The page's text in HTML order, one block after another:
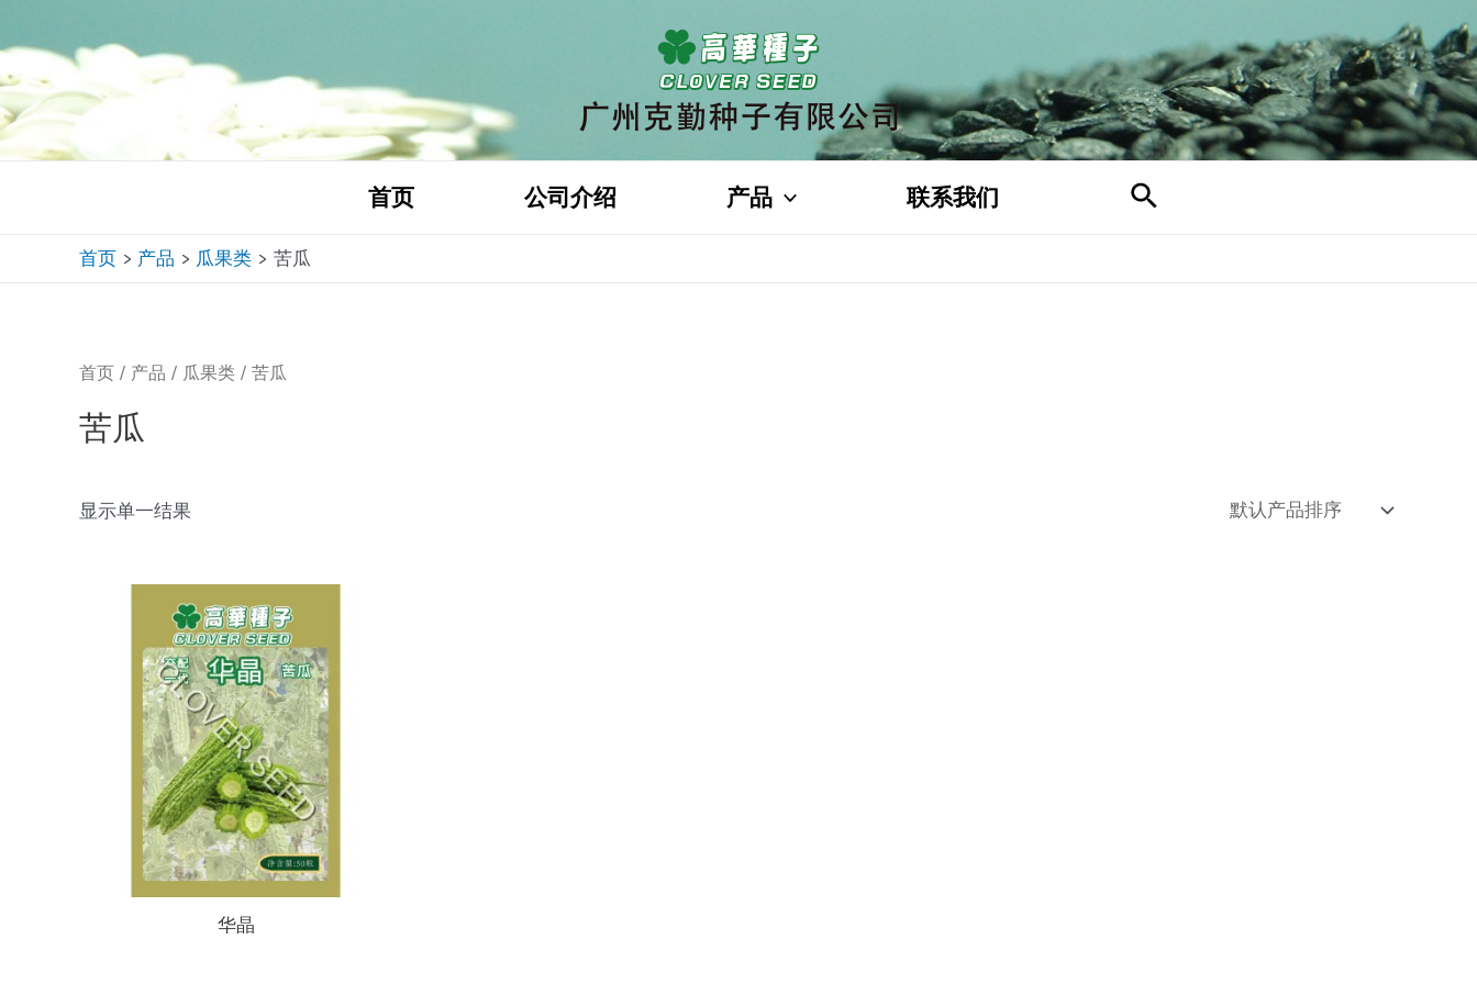
至
内
容
首页 公司介绍 产品 联系我们
搜
首页 产品 瓜果类 苦瓜
首页 / 产品 / 瓜果类 / 苦瓜
苦瓜
显示单一结果
华晶